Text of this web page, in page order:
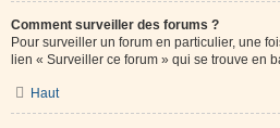
Comment surveiller des forums ?
Pour surveiller un forum en particulier, une
lien « Surveiller ce forum » qui se trouve en
Haut